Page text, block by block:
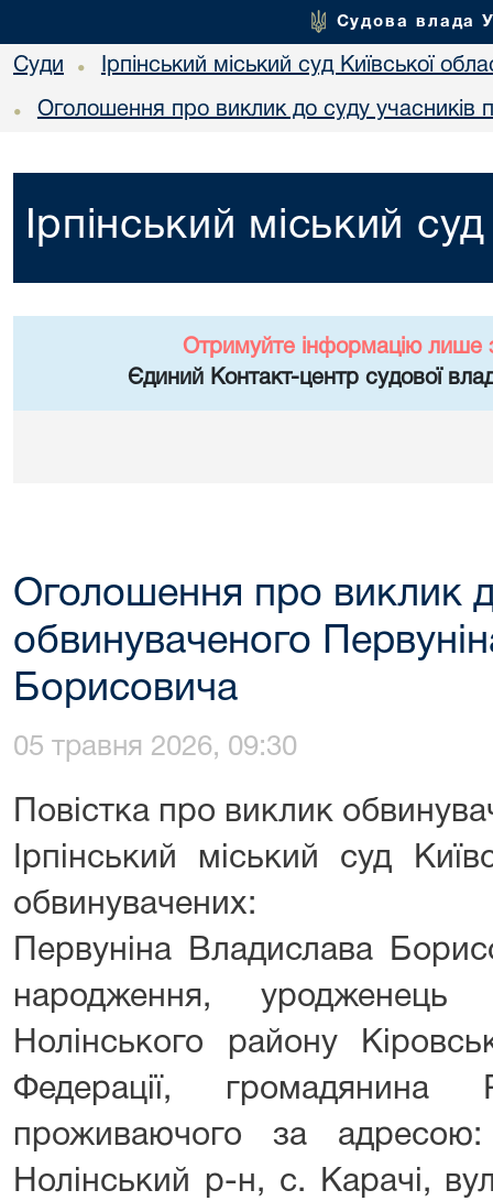
Судова влада
Суди • Ірпінський міський суд Київської
• Оголошення про виклик до суду учасників
Ірпінський міський
Отримуйте інформацію лише
Єдиний Контакт-центр судової
Оголошення про виклик
обвинуваченого
Борисовича
05 травня 2026, 09:30
Повістка про виклик
Ірпінський міський суд
обвинувачених:
Первуніна Владислава
народження,
Нолінського району
Федерації, громадянина
проживаючого за
Нолінський р-н, с. Карачі,